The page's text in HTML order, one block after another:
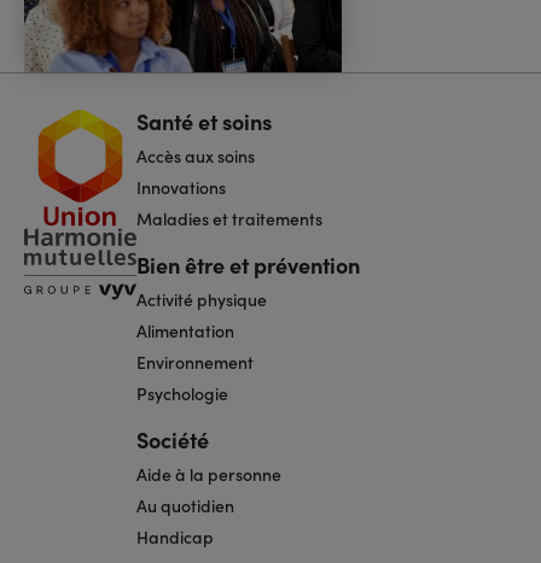
Navigation
pied
de
page
Santé et soins
Accès aux soins
Innovations
Maladies et traitements
Bien être et prévention
Activité physique
Alimentation
Environnement
Psychologie
Société
Aide à la personne
Au quotidien
Handicap